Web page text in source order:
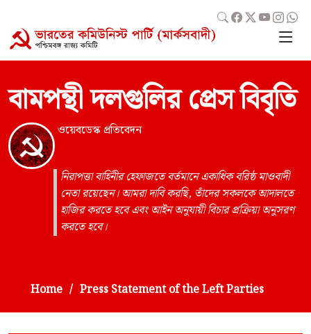
বামপন্থী দলগুলির প্রেস বিবৃতি
ওয়েবডেস্ক প্রতিবেদন
নিরাপত্তা বাহিনীর হেফাজতে বর্তমানে একাধিক বরিষ্ঠ মাওবাদী
নেতা রয়েছেন। আমরা দাবি করছি, তাঁদের সকলকে আদালতে
হাজির করতে হবে এবং আইন অনুযায়ী বিচার প্রক্রিয়া অনুসরণ
করতে হবে।
Home Press Statement of the Left Parties